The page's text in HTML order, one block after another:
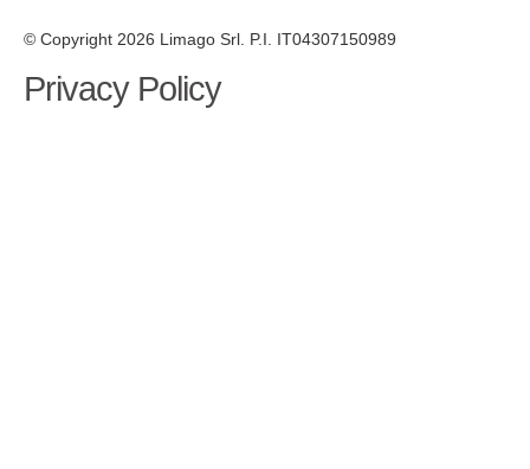
© Copyright 2026 Limago Srl. P.I. IT04307150989
Privacy Policy